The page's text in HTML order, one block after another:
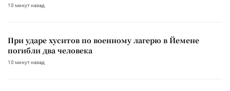
10 минут назад
При ударе хуситов по военному лагерю в Йемене
погибли два человека
10 минут назад